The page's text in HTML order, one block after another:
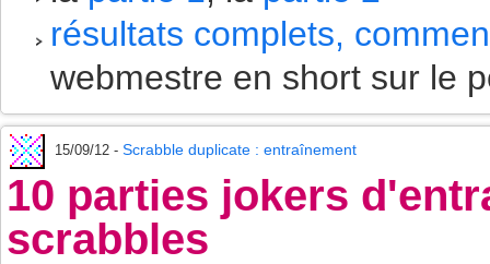
résultats complets,
webmestre en short sur le
15/09/12 - Scrabble duplicate : entraînement
10 parties jokers
scrabbles